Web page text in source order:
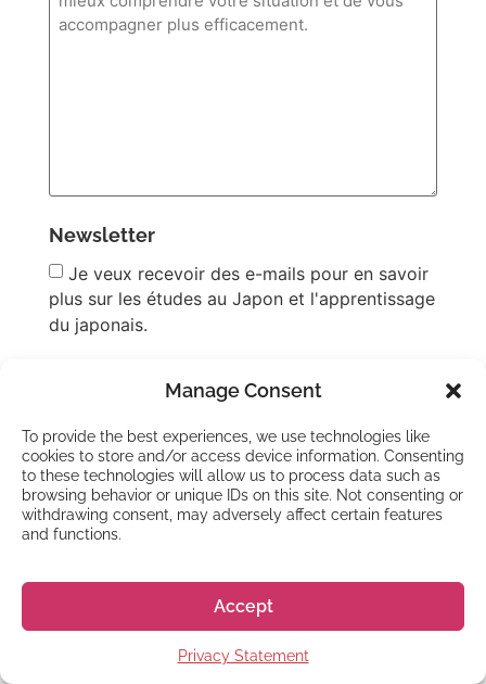
Manage Consent
To provide the best experiences, we use technologies like
cookies to store and/or access device information. Consenting
to these technologies will allow us to process data such as
browsing behavior or unique IDs on this site. Not consenting or
withdrawing consent, may adversely affect certain features
and functions.
Accept
Privacy Statement
Newsletter
Je veux recevoir des e-mails pour en savoir
plus sur les études au Japon et l'apprentissage
du japonais.
conditions d'utilisation
politique de confidentialitéde Go! Go! Nihon
afin qu'ils puissent traiter ma demande.